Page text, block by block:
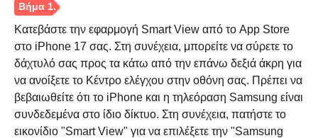
Κατεβάστε την εφαρμογή Smart View από το App Store
στο iPhone 17 σας. Στη συνέχεια, μπορείτε να σύρετε το
δάχτυλό σας προς τα κάτω από την επάνω δεξιά άκρη για
να ανοίξετε το Κέντρο ελέγχου στην οθόνη σας. Πρέπει να
βεβαιωθείτε ότι το iPhone και η τηλεόραση Samsung είναι
συνδεδεμένα στο ίδιο δίκτυο. Στη συνέχεια, πατήστε το
εικονίδιο "Smart View" για να επιλέξετε την "Samsung